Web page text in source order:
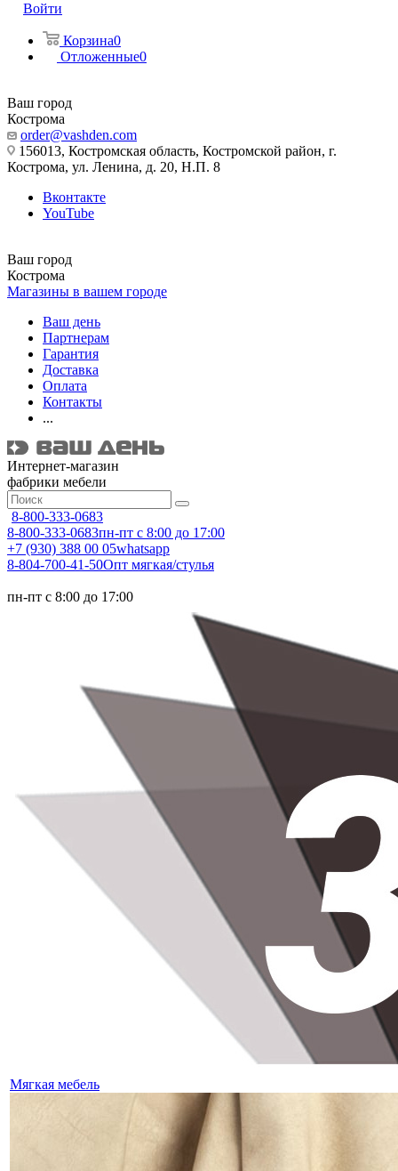
Войти
Корзина0
Отложенные0
Ваш город
Кострома
order@vashden.com
156013, Костромская область, Костромской район, г.
Кострома, ул. Ленина, д. 20, Н.П. 8
Вконтакте
YouTube
Ваш город
Кострома
Магазины в вашем городе
Ваш день
Партнерам
Гарантия
Доставка
Оплата
Контакты
...
Интернет-магазин
фабрики мебели
8-800-333-0683
8-800-333-0683пн-пт с 8:00 до 17:00
+7 (930) 388 00 05whatsapp
8-804-700-41-50Опт мягкая/стулья
пн-пт с 8:00 до 17:00
Мягкая мебель